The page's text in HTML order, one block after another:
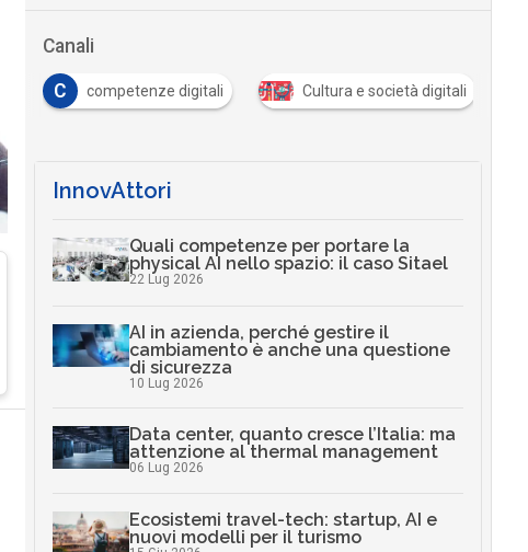
Canali
competenze digitali Cultura e società digitali
InnovAttori
Quali competenze per portare la
physical AI nello spazio: il caso Sitael
22 Lug 2026
AI in azienda, perché gestire il
cambiamento è anche una questione
di sicurezza
10 Lug 2026
Data center, quanto cresce l’Italia: ma
attenzione al thermal management
06 Lug 2026
Ecosistemi travel-tech: startup, AI e
nuovi modelli per il turismo